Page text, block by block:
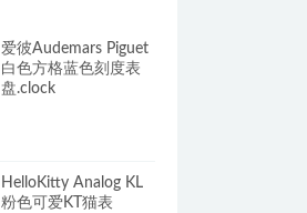
爱彼Audemars Piguet
白色方格蓝色刻度表
盘.clock
HelloKitty Analog KL
粉色可爱KT猫表